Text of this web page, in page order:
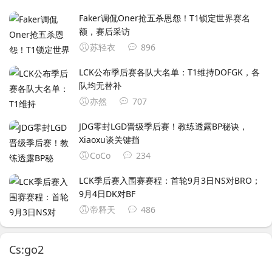
Faker调侃Oner抢五杀恩怨！T1锁定世界赛名
额，赛后采访
苏轻衣
896
LCK公布季后赛各队大名单：T1维持DOFGK，各
队均无替补
亦然
707
JDG零封LGD晋级季后赛！教练透露BP秘诀，
Xiaoxu谈关键挡
CoCo
234
LCK季后赛入围赛赛程：首轮9月3日NS对BRO；
9月4日DK对BF
帝释天
486
Cs:go2